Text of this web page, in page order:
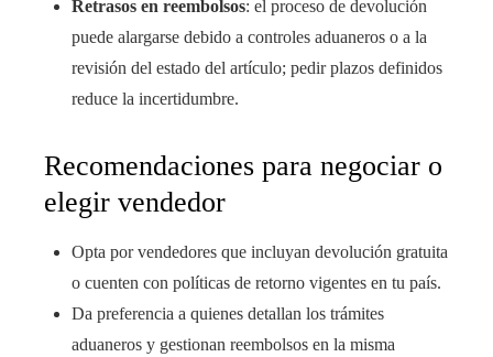
Retrasos en reembolsos: el proceso de devolución
puede alargarse debido a controles aduaneros o a la
revisión del estado del artículo; pedir plazos definidos
reduce la incertidumbre.
Recomendaciones para negociar o
elegir vendedor
Opta por vendedores que incluyan devolución gratuita
o cuenten con políticas de retorno vigentes en tu país.
Da preferencia a quienes detallan los trámites
aduaneros y gestionan reembolsos en la misma